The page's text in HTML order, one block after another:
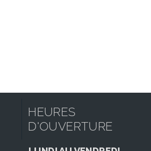
HEURES
D'OUVERTURE